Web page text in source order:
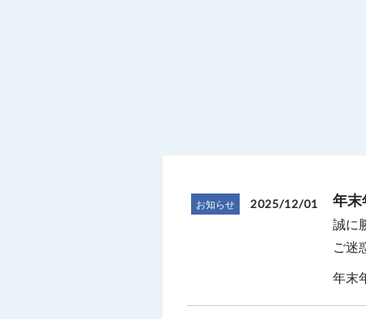
お知らせ 2025/12/01 年末
誠に
ご迷
年末